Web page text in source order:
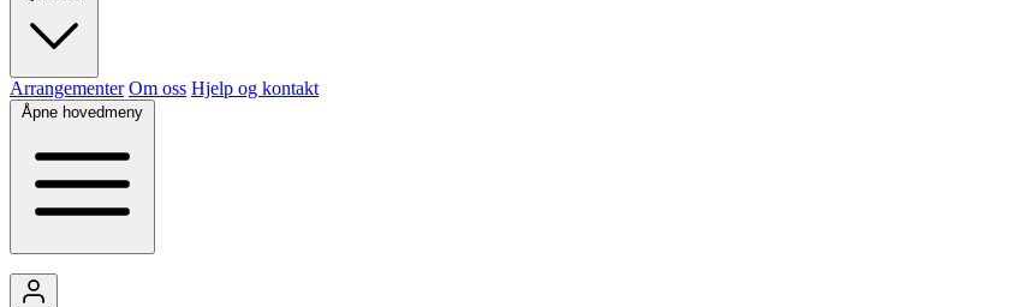
Arrangementer Om oss Hjelp og kontakt
Åpne hovedmeny